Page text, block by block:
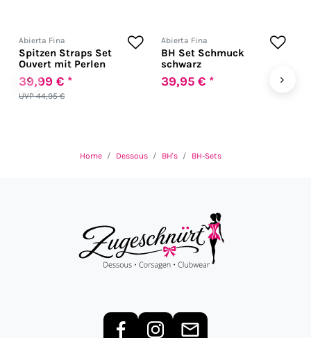
‹
Abierta Fina
Spitzen Straps Set
Ouvert mit Perlen
UVP 44,95 €
39,99 € *
Abierta Fina
BH Set Schmuck
schwarz
39,95 € * ›
Home Dessous BH's BH-Sets